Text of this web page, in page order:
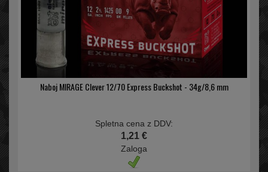
Naboj MIRAGE Clever 12/70 Express Buckshot - 34g/8,6 mm
Spletna cena z DDV:
1,21 €
Zaloga